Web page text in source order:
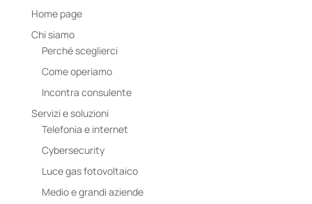
Home page
Chi siamo
Perché sceglierci
Come operiamo
Incontra consulente
Servizi e soluzioni
Telefonia e internet
Cybersecurity
Luce gas fotovoltaico
Medio e grandi aziende